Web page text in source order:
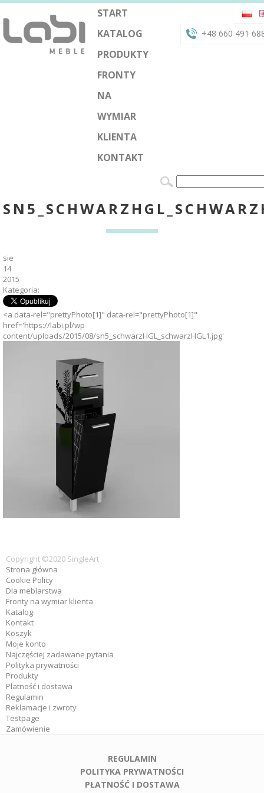
START
KATALOG
PRODUKTY
FRONTY
NA
WYMIAR
KLIENTA
KONTAKT
+48 660 491
sie
14
2015
Kategoria:
<a data-rel="prettyPhoto[1]" data-rel="prettyPhoto[1]"
href='https://labi.pl/wp-
content/uploads/2015/08/sn5_schwarzHGL_schwarzHGL1.jpg'
Copyright ©2020 SingleArt
Strona główna
Cookie Policy
Dla meblarstwa
Fronty na wymiar klienta
Katalog
Kontakt
Koszyk
Moje konto
Najczęściej zadawane pytania
Polityka prywatności
Produkty
Płatność i dostawa
Regulamin
Reklamacje i zwroty
Testpage
Zamówienie
REGULAMIN
POLITYKA PRYWATNOŚCI
PŁATNOŚĆ I DOSTAWA